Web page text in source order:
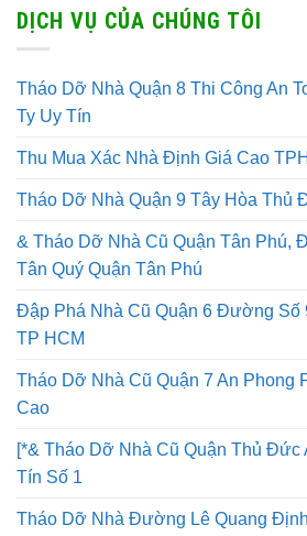
DỊCH VỤ CỦA CHÚNG TÔI
Tháo Dỡ Nhà Quận 8 Thi Công An
Ty Uy Tín
Thu Mua Xác Nhà Định Giá Cao
Tháo Dỡ Nhà Quận 9 Tây Hòa Thủ
& Tháo Dỡ Nhà Cũ Quận Tân Phú,
Tân Quý Quận Tân Phú
Đập Phá Nhà Cũ Quận 6 Đường Số
TP HCM
Tháo Dỡ Nhà Cũ Quận 7 An Phong
Cao
[*& Tháo Dỡ Nhà Cũ Quận Thủ Đức
Tín Số 1
Tháo Dỡ Nhà Đường Lê Quang